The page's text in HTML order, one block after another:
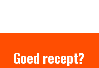
Goed recept?